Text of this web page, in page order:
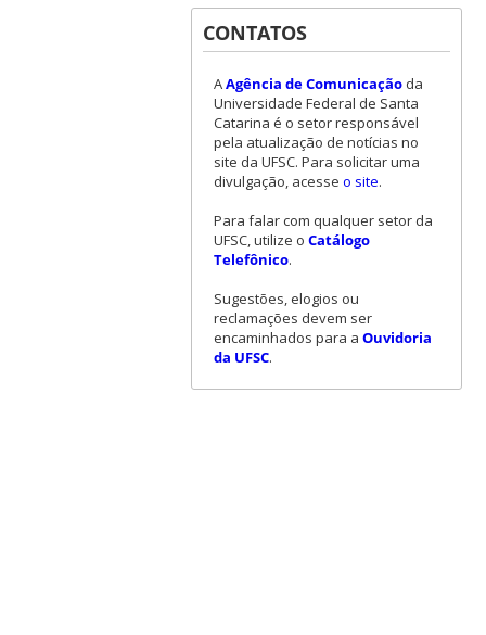
CONTATOS
AAgência de Comunicaçãoda
Universidade Federal de Santa
Catarina é o setor responsável
pela atualização de notícias no
site da UFSC. Para solicitar uma
divulgação, acesse o site.
Para falar com qualquer setor da
UFSC, utilize o Catálogo
Telefônico.
Sugestões, elogios ou
reclamações devem ser
encaminhados para a Ouvidoria
da UFSC.